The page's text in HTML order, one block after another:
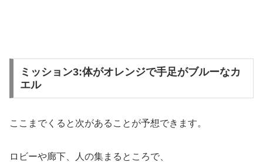
ミッション3:体がオレンジで手足がブルーなカ
エル
ここまでくると次があることが予想できます。
ロビーや廊下、人の集まるところで、